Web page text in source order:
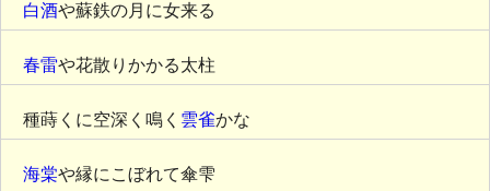
白酒や蘇鉄の月に女来る
春雷や花散りかかる太柱
種蒔くに空深く鳴く 雲雀かな
海棠や縁にこぼれて傘雫